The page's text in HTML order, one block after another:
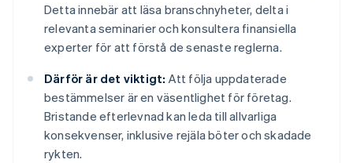
Detta innebär att läsa branschnyheter, delta i
relevanta seminarier och konsultera finansiella
experter för att förstå de senaste reglerna.
Därför är det viktigt: Att följa uppdaterade
bestämmelser är en väsentlighet för företag.
Bristande efterlevnad kan leda till allvarliga
konsekvenser, inklusive rejäla böter och skadade
rykten.